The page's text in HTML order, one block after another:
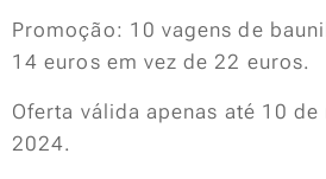
Promoção: 10 vagens de
14 euros em vez de 22 euros.
Oferta válida apenas até 10
2024.